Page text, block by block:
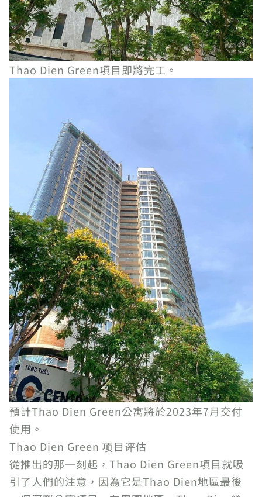
Thao Dien Green項目即將完工。
預計Thao Dien Green公寓將於2023年7月交付
使用。
Thao Dien Green 项目评估
從推出的那一刻起，Thao Dien Green項目就吸
引了人們的注意，因為它是Thao Dien地區最後